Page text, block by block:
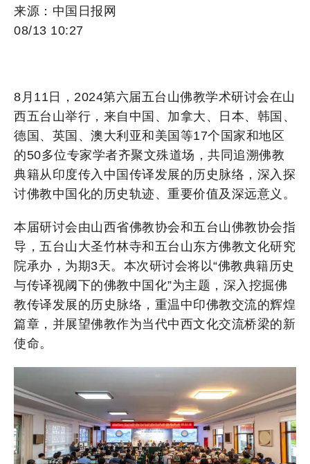
来源：中国日报网
08/13 10:27
8月11日，2024第六届五台山佛教学术研讨会在山
西五台山举行，来自中国、加拿大、日本、韩国、
德国、英国、澳大利亚和美国等17个国家和地区
的50多位专家学者齐聚文殊道场，共同追溯佛教
典籍从印度传入中国传译发展的历史脉络，深入探
讨佛教中国化的历史轨迹、重要价值及深远意义。
本届研讨会由山西省佛教协会和五台山佛教协会指
导，五台山大圣竹林寺和五台山东方佛教文化研究
院承办，为期3天。本次研讨会将以“佛教典籍历史
与传译视阈下的佛教中国化”为主题，深入挖掘佛
教传译发展的历史脉络，重温中印佛教交流的辉煌
篇章，并展望佛教作为当代中西文化交流桥梁的新
使命。